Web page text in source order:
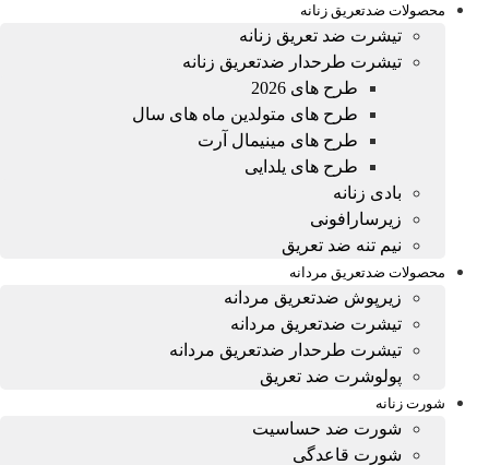
محصولات ضدتعریق زنانه
تیشرت ضد تعریق زنانه
تیشرت طرحدار ضدتعریق زنانه
طرح های 2026
طرح های متولدین ماه های سال
طرح های مینیمال آرت
طرح های یلدایی
بادی زنانه
زیرسارافونی
نیم تنه ضد تعریق
محصولات ضدتعریق مردانه
زیرپوش ضدتعریق مردانه
تیشرت ضدتعریق مردانه
تیشرت طرحدار ضدتعریق مردانه
پولوشرت ضد تعریق
شورت زنانه
شورت ضد حساسیت
شورت قاعدگی